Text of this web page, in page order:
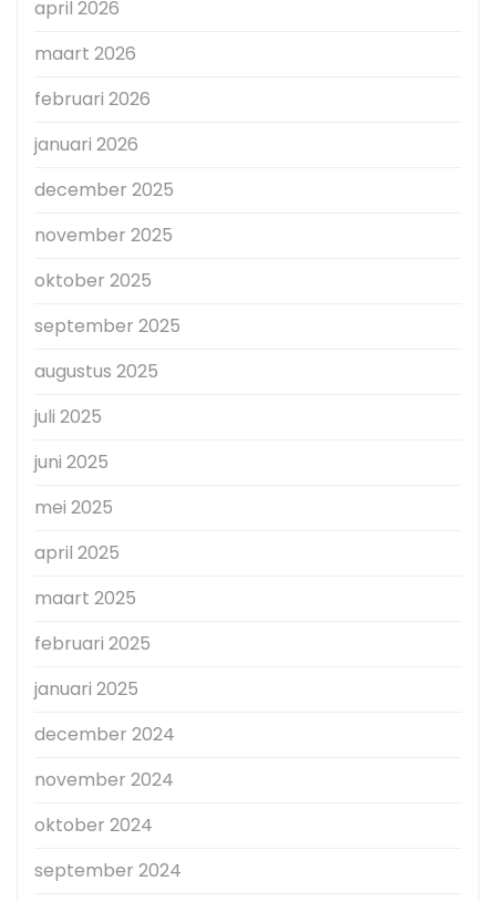
april 2026
maart 2026
februari 2026
januari 2026
december 2025
november 2025
oktober 2025
september 2025
augustus 2025
juli 2025
juni 2025
mei 2025
april 2025
maart 2025
februari 2025
januari 2025
december 2024
november 2024
oktober 2024
september 2024